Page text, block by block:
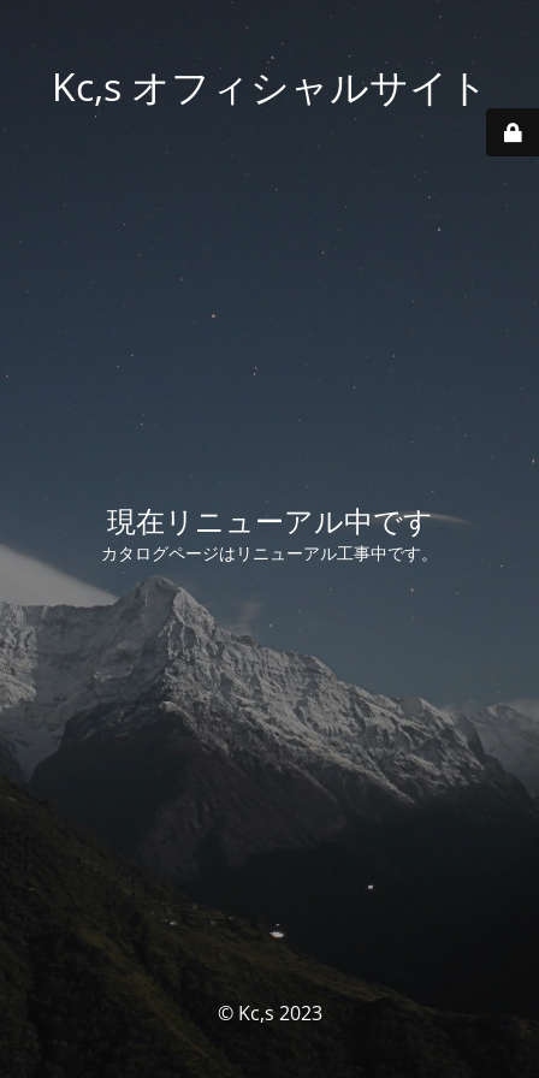
Kc,s オフィシャルサイト
現在リニューアル中です
カタログページはリニューアル工事中です。
© Kc,s 2023